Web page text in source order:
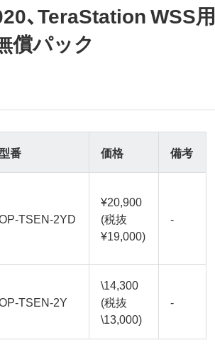
、TeraStation WSS用
償パック
番 価格 備考
TSEN-2YD
¥20,900
(税抜
¥19,000)
-
TSEN-2Y
\14,300
(税抜
\13,000)
-